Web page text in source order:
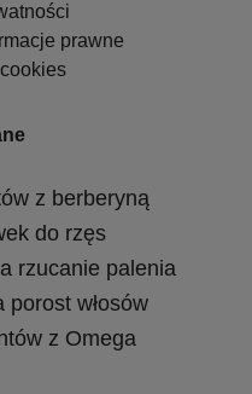
prawne
z berberyną
do rzęs
rzucanie palenia
porost włosów
z Omega